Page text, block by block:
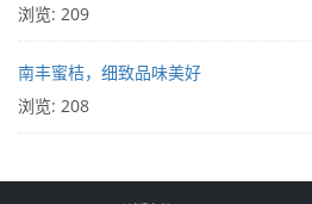
浏览: 209
南丰蜜桔，细致品味美好
浏览: 208